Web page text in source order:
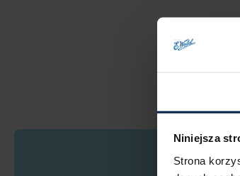
Niniejsza
Strona